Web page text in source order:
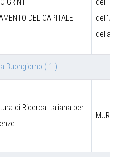
DEL CAPITALE
della
Buongiorno ( 1 )
di Ricerca Italiana per
MUR